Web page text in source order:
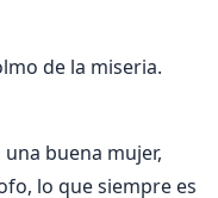
de la miseria.
buena mujer,
lo que siempre es